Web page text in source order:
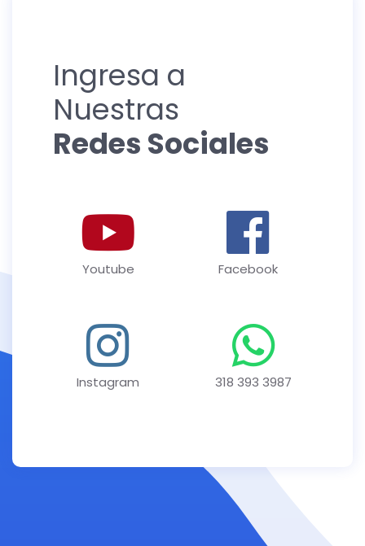
Ingresa a
Nuestras
Redes Sociales
Youtube Facebook
Instagram 318 393 3987